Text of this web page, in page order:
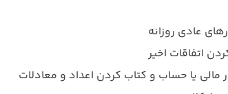
عادی روزانه
اتفاقات اخیر
یا حساب و کتاب کردن اعداد و معادلات